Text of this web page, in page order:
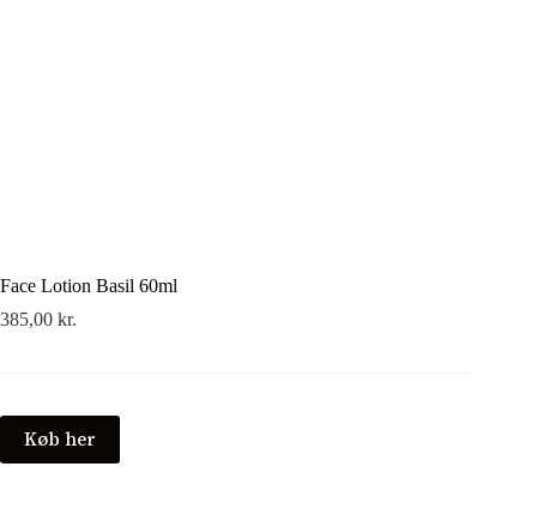
Face Lotion Basil 60ml
385,00 kr.
Køb her